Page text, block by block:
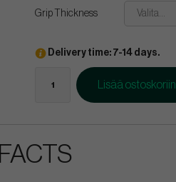
Grip Thickness Valita...
Delivery time: 7-14 days.
Lisää ostoskoriin
FACTS